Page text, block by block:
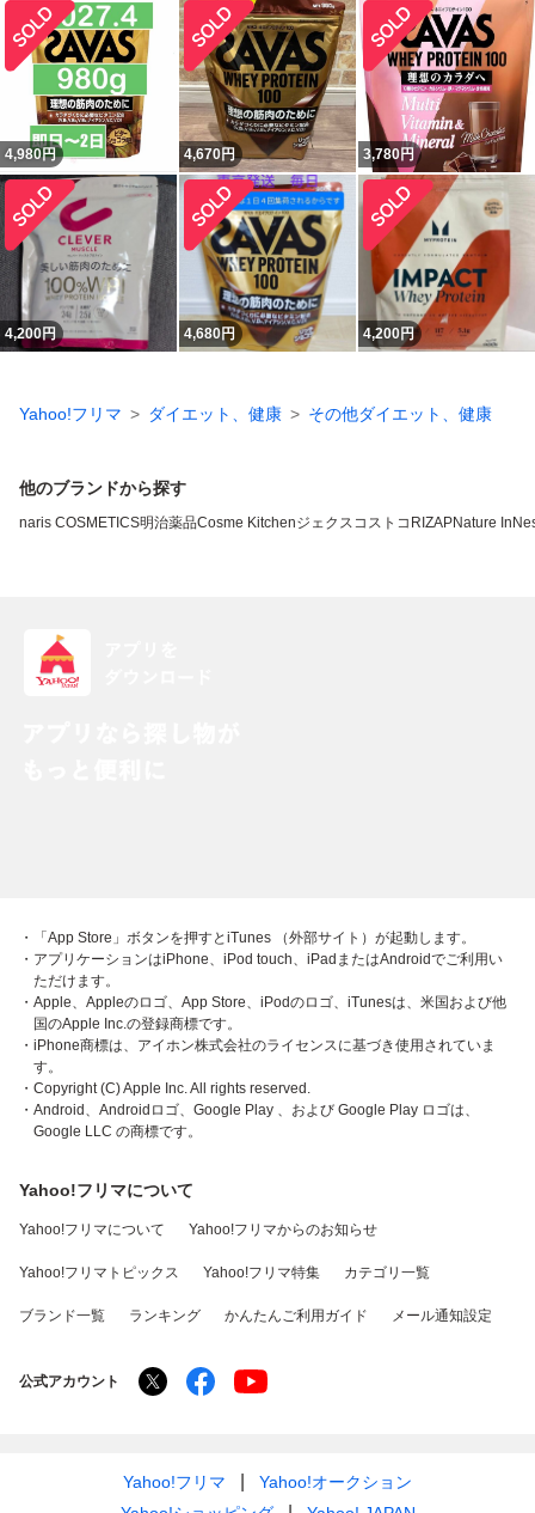
4,980円 4,670円 3,780円
4,200円 4,680円 4,200円
Yahoo!フリマ ダイエット、健康 その他ダイエット、健康
他のブランドから探す
naris COSMETICS明治薬品Cosme Kitchenジェクスコストコ RIZAPNature In
・「App Store」ボタンを押すとiTunes （外部サイト）が起動します。
・アプリケーションはiPhone、iPod touch、iPadまたはAndroidでご利用い
ただけます。
・Apple、Appleのロゴ、App Store、iPodのロゴ、iTunesは、米国および他
国のApple Inc.の登録商標です。
・iPhone商標は、アイホン株式会社のライセンスに基づき使用されていま
す。
・Copyright (C) Apple Inc. All rights reserved.
・Android、Androidロゴ、Google Play 、および Google Play ロゴは、
Google LLC の商標です。
Yahoo!フリマについて
Yahoo!フリマについて Yahoo!フリマからのお知らせ
Yahoo!フリマトピックス Yahoo!フリマ特集 カテゴリ一覧
ブランド一覧 ランキング かんたんご利用ガイド メール通知設定
公式アカウント
Yahoo!フリマ
Yahoo!オークション